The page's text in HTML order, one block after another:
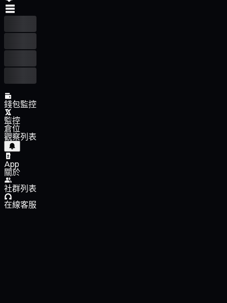
錢包監控
監控
倉位
觀察列表
App
關於
社群列表
在線客服